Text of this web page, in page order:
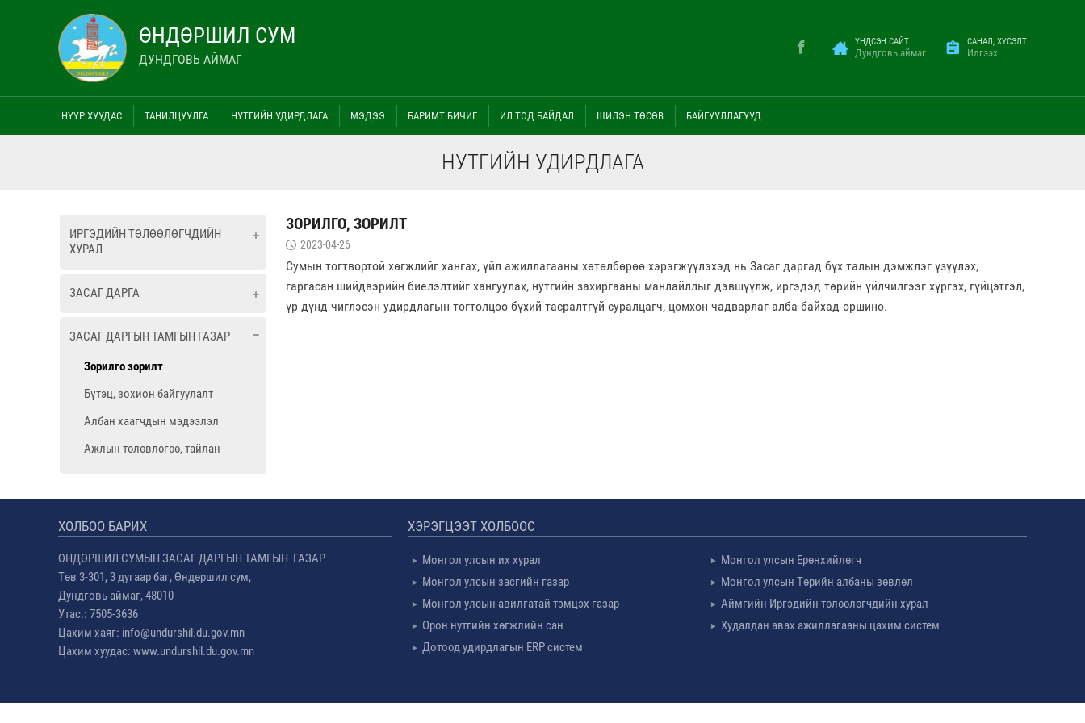
ӨНДӨРШИЛ СУМ
ДУНДГОВЬ АЙМАГ
ҮНДСЭН САЙТ
Дундговь аймаг
САНАЛ, ХҮСЭЛТ
Илгээх
НҮҮР ХУУДАС ТАНИЛЦУУЛГА НУТГИЙН УДИРДЛАГА МЭДЭЭ БАРИМТ БИЧИГ ИЛ ТОД БАЙДАЛ ШИЛЭН ТӨСӨВ БАЙГУУЛЛАГУУД
НУТГИЙН УДИРДЛАГА
ИРГЭДИЙН ТӨЛӨӨЛӨГЧДИЙН
ХУРАЛ
ЗАСАГ ДАРГА
ЗАСАГ ДАРГЫН ТАМГЫН ГАЗАР
Зорилго зорилт
Бүтэц, зохион байгуулалт
Албан хаагчдын мэдээлэл
Ажлын төлөвлөгөө, тайлан
ЗОРИЛГО, ЗОРИЛТ
2023-04-26
Сумын тогтвортой хөгжлийг хангах, үйл ажиллагааны хөтөлбөрөө хэрэгжүүлэхэд нь Засаг даргад бүх талын дэмжлэг үзүүлэх,
гаргасан шийдвэрийн биелэлтийг хангуулах, нутгийн захиргааны манлайллыг дэвшүүлж, иргэдэд төрийн үйлчилгээг хүргэх, гүйцэтгэл,
үр дүнд чиглэсэн удирдлагын тогтолцоо бүхий тасралтгүй суралцагч, цомхон чадварлаг алба байхад оршино.
ХОЛБОО БАРИХ
ӨНДӨРШИЛ СУМЫН ЗАСАГ ДАРГЫН ТАМГЫН ГАЗАР
Төв 3-301, 3 дугаар баг, Өндөршил сум,
Дундговь аймаг, 48010
Утас.: 7505-3636
Цахим хаяг: info@undurshil.du.gov.mn
Цахим хуудас: www.undurshil.du.gov.mn
ХЭРЭГЦЭЭТ ХОЛБООС
Монгол улсын их хурал
Монгол улсын Ерөнхийлөгч
Монгол улсын засгийн газар
Монгол улсын Төрийн албаны зөвлөл
Монгол улсын авилгатай тэмцэх газар
Аймгийн Иргэдийн төлөөлөгчдийн хурал
Орон нутгийн хөгжлийн сан
Худалдан авах ажиллагааны цахим систем
Дотоод удирдлагын ERP систем